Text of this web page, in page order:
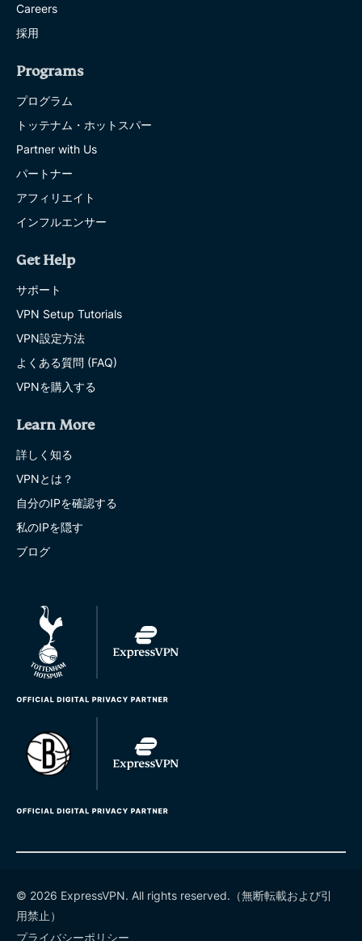
Careers
採用
Programs
プログラム
トッテナム・ホットスパー
Partner with Us
パートナー
アフィリエイト
インフルエンサー
Get Help
サポート
VPN Setup Tutorials
VPN設定方法
よくある質問 (FAQ)
VPNを購入する
Learn More
詳しく知る
VPNとは？
自分のIPを確認する
私のIPを隠す
ブログ
© 2026 ExpressVPN. All rights reserved.（無断転載および引
用禁止）
プライバシーポリシー